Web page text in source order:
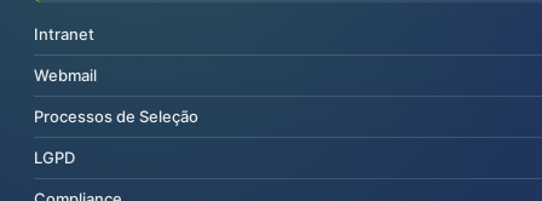
Intranet
Webmail
Processos de Seleção
LGPD